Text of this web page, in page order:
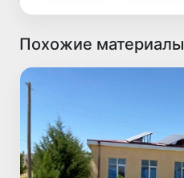
Похожие материалы